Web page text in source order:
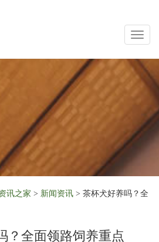
Toggle
讯之家 > 新闻资讯 > 茶杯犬好养吗？全
？全面领路饲养重点